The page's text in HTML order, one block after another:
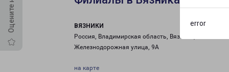
error
ВЯЗНИКИ
Россия, Владимирская область, Вязники,
Железнодорожная улица, 9А
на карте